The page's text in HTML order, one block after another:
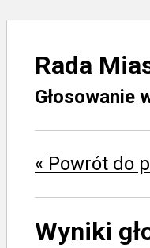
Rada
Głosowanie
« Powrót do
Wyniki